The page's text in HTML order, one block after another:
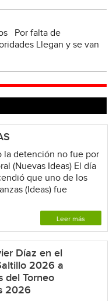
Por falta de
Llegan y se van
la detención no fue por
(Nuevas Ideas) El día
que uno de los
(Ideas) fue
Leer más
Díaz en el
2026 a
del Torneo
2026